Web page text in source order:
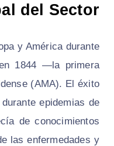
del Sector
y América durante
1844 —la primera
(AMA). El éxito
epidemias de
de conocimientos
las enfermedades y